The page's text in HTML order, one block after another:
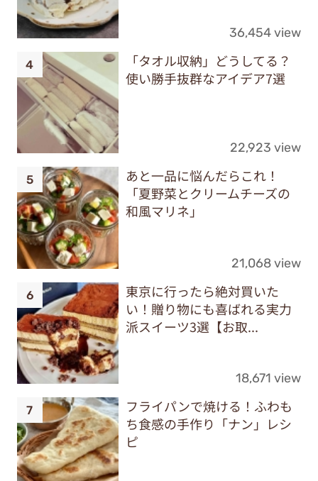
36,454 view
「タオル収納」どうしてる？
使い勝手抜群なアイデア7選
22,923 view
あと一品に悩んだらこれ！
「夏野菜とクリームチーズの
和風マリネ」
21,068 view
東京に行ったら絶対買いた
い！贈り物にも喜ばれる実力
派スイーツ3選【お取...
18,671 view
フライパンで焼ける！ふわも
ち食感の手作り「ナン」レシ
ピ